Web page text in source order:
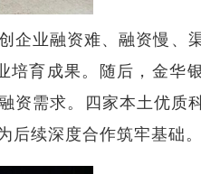
企业融资难、融资慢、
培育成果。随后，金华
资需求。四家本土优质
续深度合作筑牢基础。